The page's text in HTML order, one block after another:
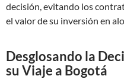
decisión, evitando los
el valor de su inversión en
Desglosando la
su Viaje a Bogotá